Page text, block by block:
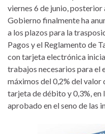
viernes 6 de junio,
Gobierno finalmente ha
a los plazos para la
Pagos y el Reglamento de
con tarjeta electrónica
trabajos necesarios para el
máximos del 0,2% del valor
tarjeta de débito y 0,3%, en
aprobado en el seno de las